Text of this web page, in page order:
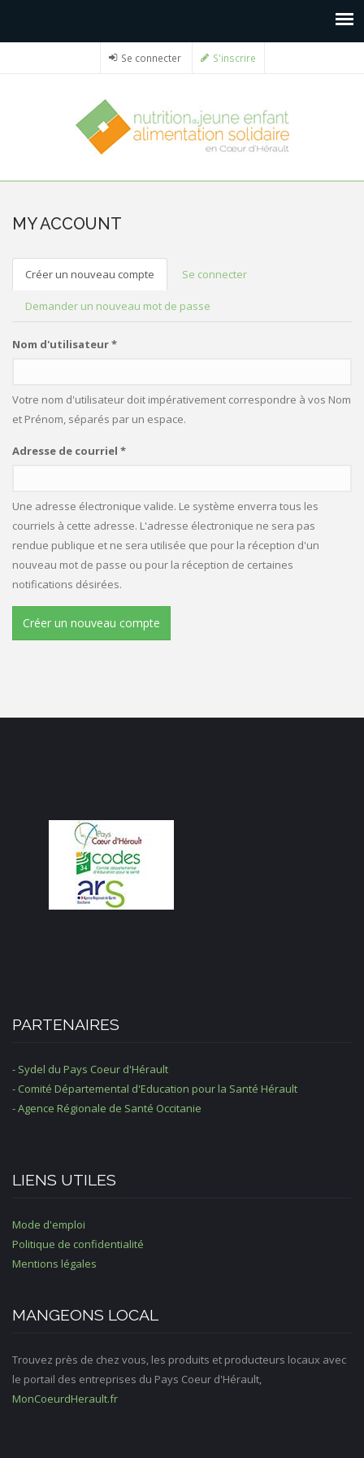
Se connecter S'inscrire
MY ACCOUNT
ONGLETS PRINCIPAUX
Créer un nouveau compte (ongletSe connecter
Demander un nouveau mot de passe
Nom d'utilisateur*
Votre nom d'utilisateur doit impérativement correspondre à vos Nom
et Prénom, séparés par un espace.
Adresse de courriel *
Une adresse électronique valide. Le système enverra tous les
courriels à cette adresse. L'adresse électronique ne sera pas
rendue publique et ne sera utilisée que pour la réception d'un
nouveau mot de passe ou pour la réception de certaines
notifications désirées.
Créer un nouveau compte
PARTENAIRES
- Sydel du Pays Coeur d'Hérault
- Comité Départemental d'Education pour la Santé Hérault
- Agence Régionale de Santé Occitanie
LIENS UTILES
Mode d'emploi
Politique de confidentialité
Mentions légales
MANGEONS LOCAL
Trouvez près de chez vous, les produits et producteurs locaux avec
le portail des entreprises du Pays Coeur d'Hérault,
MonCoeurdHerault.fr